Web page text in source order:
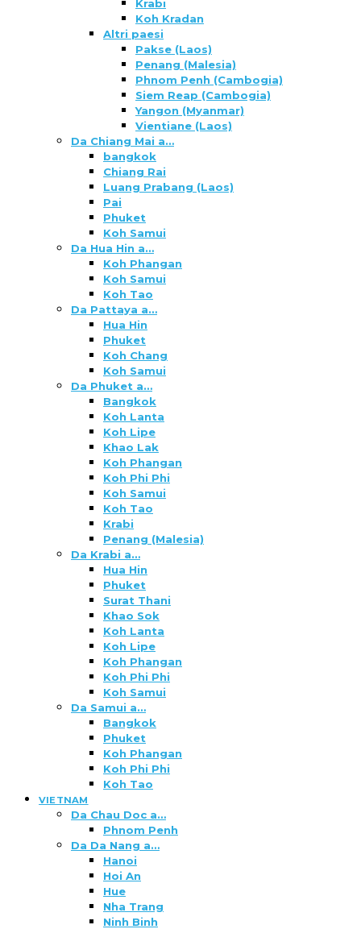
Krabi
Koh Kradan
Altri paesi
Pakse (Laos)
Penang (Malesia)
Phnom Penh (Cambogia)
Siem Reap (Cambogia)
Yangon (Myanmar)
Vientiane (Laos)
Da Chiang Mai a…
bangkok
Chiang Rai
Luang Prabang (Laos)
Pai
Phuket
Koh Samui
Da Hua Hin a…
Koh Phangan
Koh Samui
Koh Tao
Da Pattaya a…
Hua Hin
Phuket
Koh Chang
Koh Samui
Da Phuket a…
Bangkok
Koh Lanta
Koh Lipe
Khao Lak
Koh Phangan
Koh Phi Phi
Koh Samui
Koh Tao
Krabi
Penang (Malesia)
Da Krabi a…
Hua Hin
Phuket
Surat Thani
Khao Sok
Koh Lanta
Koh Lipe
Koh Phangan
Koh Phi Phi
Koh Samui
Da Samui a…
Bangkok
Phuket
Koh Phangan
Koh Phi Phi
Koh Tao
VIETNAM
Da Chau Doc a…
Phnom Penh
Da Da Nang a…
Hanoi
Hoi An
Hue
Nha Trang
Ninh Binh